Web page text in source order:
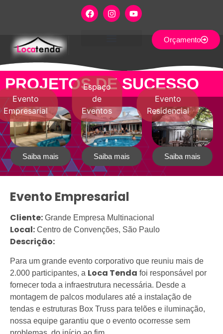
Orçamento
PROJETOS DE SUCESSO
Saiba mais Saiba mais Saiba mais
Evento Empresarial
Cliente: Grande Empresa Multinacional
Local: Centro de Convenções, São Paulo
Descrição:
Para um grande evento corporativo que reuniu mais de
2.000 participantes, a Loca Tenda foi responsável por
fornecer toda a infraestrutura necessária. Desde a
montagem de palcos modulares até a instalação de
tendas e estruturas Box Truss para telões e iluminação,
nossa equipe garantiu que o evento ocorresse sem